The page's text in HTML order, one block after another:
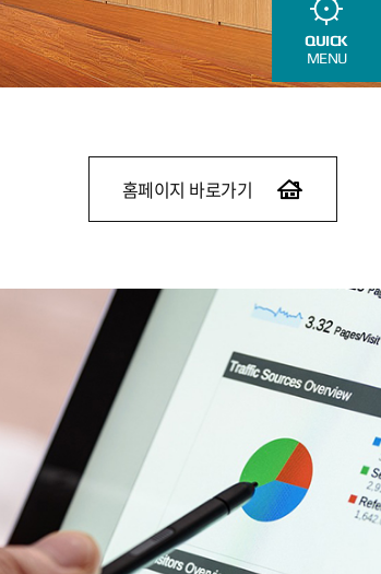
홈페이지 바로가기
QUICK
MENU